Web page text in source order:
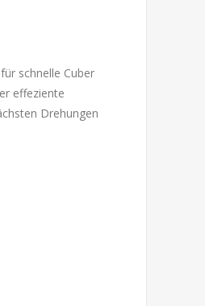
schnelle Cuber
effeziente
Drehungen